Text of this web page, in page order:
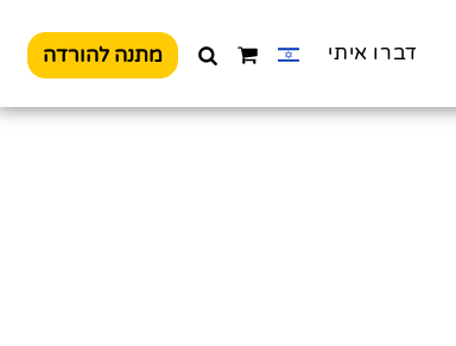
דברו איתי מתנה להורדה